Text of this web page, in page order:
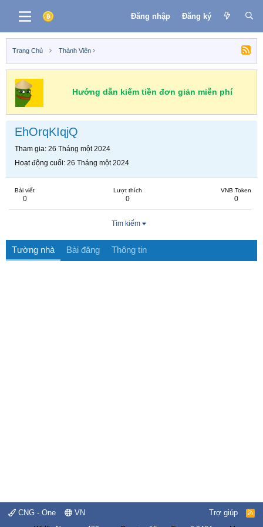
Đăng nhập Đăng ký
Trang Chủ Thành Viên
Hướng dẫn kiếm tiền đơn giản miễn phí
EhOrqKIqjQ
Tham gia 26 Tháng một 2024
Hoạt động cuối 26 Tháng một 2024
Bài viết
0
Lượt thích
0
VNB Token
0
Tìm kiếm
Tường nhà Bài đăng Thông tin
CNG - One VN Trợ giúp
R